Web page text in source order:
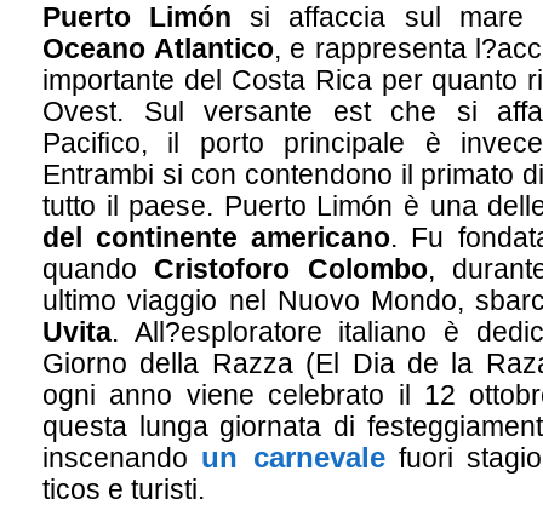
Puerto Limón si affaccia sul mare
Oceano Atlantico, e rappresenta
importante del Costa Rica per quanto
Ovest. Sul versante est che si
Pacifico, il porto principale è
Entrambi si con contendono il primato
tutto il paese. Puerto Limón è una
del continente americano. Fu
quando Cristoforo Colombo,
ultimo viaggio nel Nuovo Mondo,
Uvita. All?esploratore italiano è
Giorno della Razza (El Dia de la
ogni anno viene celebrato il 12
questa lunga giornata di
inscenando un carnevale fuori
ticos e turisti.